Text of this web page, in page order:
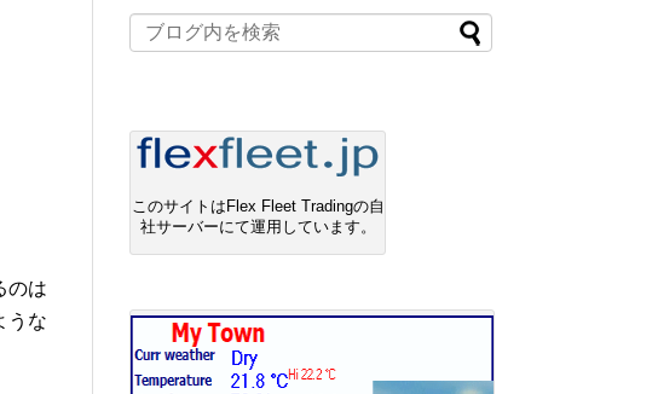
のは
うな
このサイトはFlex Fleet Tradingの自
社サーバーにて運用しています。